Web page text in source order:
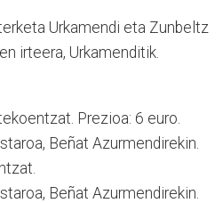
Urkamendi eta Zunbeltz
irteera, Urkamenditik.
Prezioa: 6 euro.
Beñat Azurmendirekin.
Beñat Azurmendirekin.